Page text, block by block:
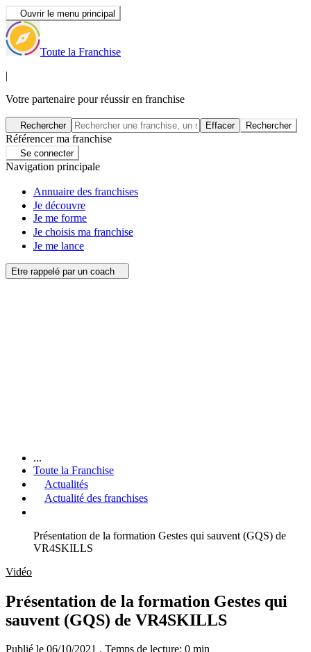
Ouvrir le menu principal
Toute la Franchise
|
Votre partenaire pour réussir en franchise
Rechercher Effacer Rechercher
Référencer ma franchise
Se connecter
Navigation principale
Annuaire des franchises
Je découvre
Je me forme
Je choisis ma franchise
Je me lance
Etre rappelé par un coach
...
Toute la Franchise
Actualités
Actualité des franchises
Présentation de la formation Gestes qui sauvent (GQS) de
VR4SKILLS
Vidéo
Présentation de la formation Gestes qui
sauvent (GQS) de VR4SKILLS
Publié le 06/10/2021 , Temps de lecture: 0 min